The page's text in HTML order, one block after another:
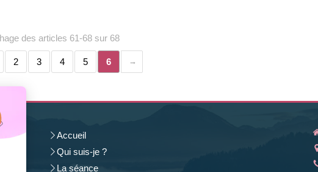
des articles 61-68 sur 68
2 3 4 5 6
Accueil
Qui suis-je ?
La séance